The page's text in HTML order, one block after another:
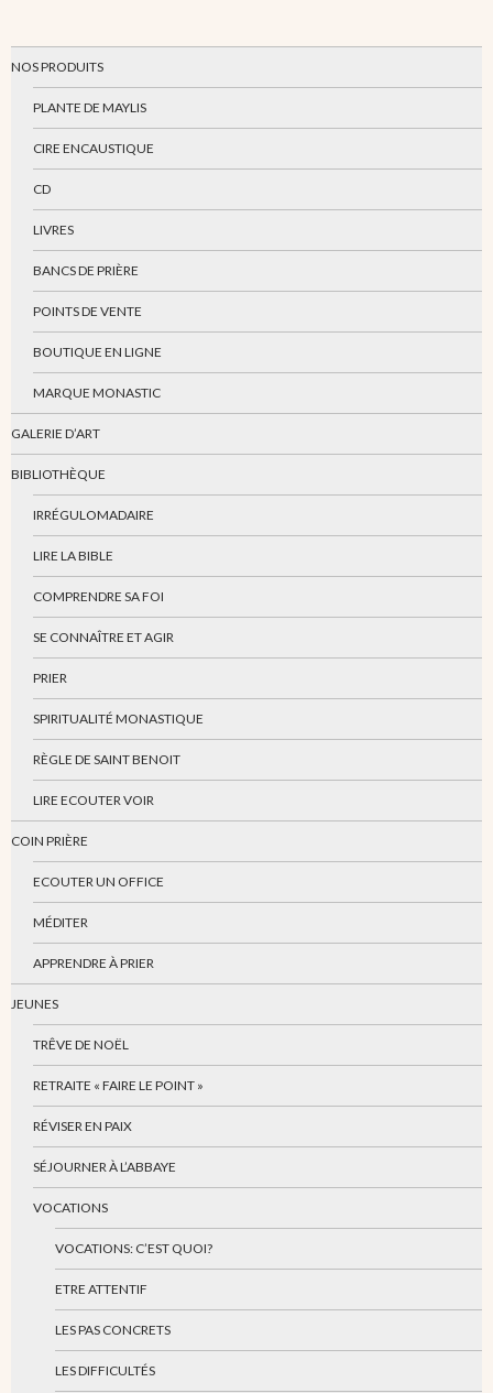
NOS PRODUITS
PLANTE DE MAYLIS
CIRE ENCAUSTIQUE
CD
LIVRES
BANCS DE PRIÈRE
POINTS DE VENTE
BOUTIQUE EN LIGNE
MARQUE MONASTIC
GALERIE D’ART
BIBLIOTHÈQUE
IRRÉGULOMADAIRE
LIRE LA BIBLE
COMPRENDRE SA FOI
SE CONNAÎTRE ET AGIR
PRIER
SPIRITUALITÉ MONASTIQUE
RÈGLE DE SAINT BENOIT
LIRE ECOUTER VOIR
COIN PRIÈRE
ECOUTER UN OFFICE
MÉDITER
APPRENDRE À PRIER
JEUNES
TRÊVE DE NOËL
RETRAITE « FAIRE LE POINT »
RÉVISER EN PAIX
SÉJOURNER À L’ABBAYE
VOCATIONS
VOCATIONS: C’EST QUOI?
ETRE ATTENTIF
LES PAS CONCRETS
LES DIFFICULTÉS